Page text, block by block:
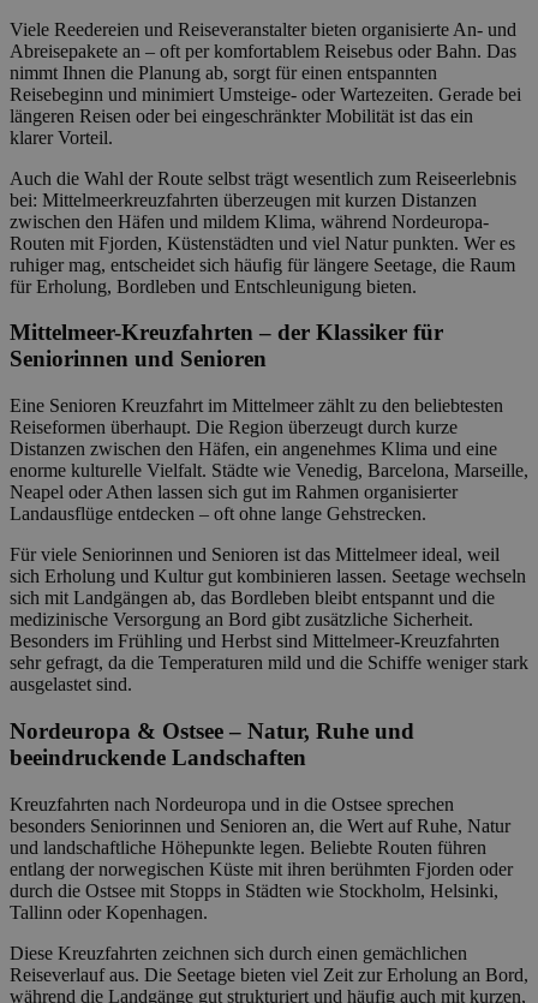
Viele Reedereien und Reiseveranstalter bieten organisierte An- und
Abreisepakete an – oft per komfortablem Reisebus oder Bahn. Das
nimmt Ihnen die Planung ab, sorgt für einen entspannten
Reisebeginn und minimiert Umsteige- oder Wartezeiten. Gerade bei
längeren Reisen oder bei eingeschränkter Mobilität ist das ein
klarer Vorteil.
Auch die Wahl der Route selbst trägt wesentlich zum Reiseerlebnis
bei: Mittelmeerkreuzfahrten überzeugen mit kurzen Distanzen
zwischen den Häfen und mildem Klima, während Nordeuropa-
Routen mit Fjorden, Küstenstädten und viel Natur punkten. Wer es
ruhiger mag, entscheidet sich häufig für längere Seetage, die Raum
für Erholung, Bordleben und Entschleunigung bieten.
Mittelmeer-Kreuzfahrten – der Klassiker für
Seniorinnen und Senioren
Eine Senioren Kreuzfahrt im Mittelmeer zählt zu den beliebtesten
Reiseformen überhaupt. Die Region überzeugt durch kurze
Distanzen zwischen den Häfen, ein angenehmes Klima und eine
enorme kulturelle Vielfalt. Städte wie Venedig, Barcelona, Marseille,
Neapel oder Athen lassen sich gut im Rahmen organisierter
Landausflüge entdecken – oft ohne lange Gehstrecken.
Für viele Seniorinnen und Senioren ist das Mittelmeer ideal, weil
sich Erholung und Kultur gut kombinieren lassen. Seetage wechseln
sich mit Landgängen ab, das Bordleben bleibt entspannt und die
medizinische Versorgung an Bord gibt zusätzliche Sicherheit.
Besonders im Frühling und Herbst sind Mittelmeer-Kreuzfahrten
sehr gefragt, da die Temperaturen mild und die Schiffe weniger stark
ausgelastet sind.
Nordeuropa & Ostsee – Natur, Ruhe und
beeindruckende Landschaften
Kreuzfahrten nach Nordeuropa und in die Ostsee sprechen
besonders Seniorinnen und Senioren an, die Wert auf Ruhe, Natur
und landschaftliche Höhepunkte legen. Beliebte Routen führen
entlang der norwegischen Küste mit ihren berühmten Fjorden oder
durch die Ostsee mit Stopps in Städten wie Stockholm, Helsinki,
Tallinn oder Kopenhagen.
Diese Kreuzfahrten zeichnen sich durch einen gemächlichen
Reiseverlauf aus. Die Seetage bieten viel Zeit zur Erholung an Bord,
während die Landgänge gut strukturiert und häufig auch mit kurzen,